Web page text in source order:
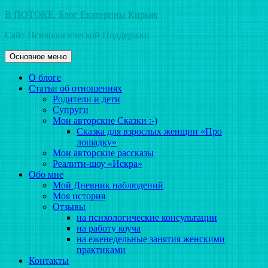
Перейти
содержимому
В ПОТОКЕ. Блог Екатерины Кирьяк
Сайт Психологической Поддержки
Основное меню
О блоге
Статьи об отношениях
Родители и дети
Супруги
Мои авторские Сказки :-)
Сказка для взрослых женщин «Про
лошадку»
Мои авторские рассказы
Реалити-шоу «Искра»
Обо мне
Мой Дневник наблюдений
Моя история
Отзывы
на психологические консультации
на работу коуча
на еженедельные занятия женскими
практиками
Контакты